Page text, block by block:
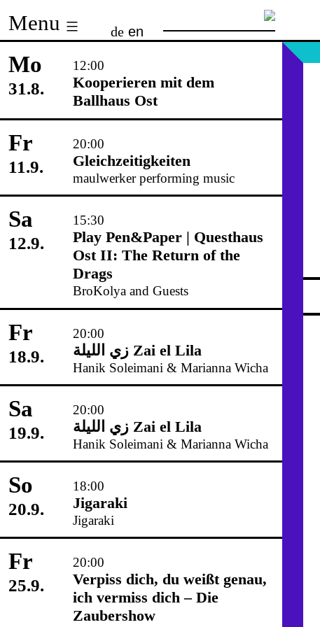
to
content
Menu de en
Mo
31.8.
12:00
Kooperieren mit dem
Ballhaus Ost
Fr
11.9.
20:00
Gleichzeitigkeiten
maulwerker performing music
Sa
12.9.
15:30
Play Pen&Paper | Questhaus
Ost II: The Return of the
Drags
BroKolya and Guests
Fr
18.9.
20:00
زي‌ اللیلة Zai el Lila
Hanik Soleimani & Marianna Wicha
Sa
19.9.
20:00
زي‌ اللیلة Zai el Lila
Hanik Soleimani & Marianna Wicha
So
20.9.
18:00
Jigaraki
Jigaraki
Fr
25.9.
20:00
Verpiss dich, du weißt genau,
ich vermiss dich – Die
Zaubershow